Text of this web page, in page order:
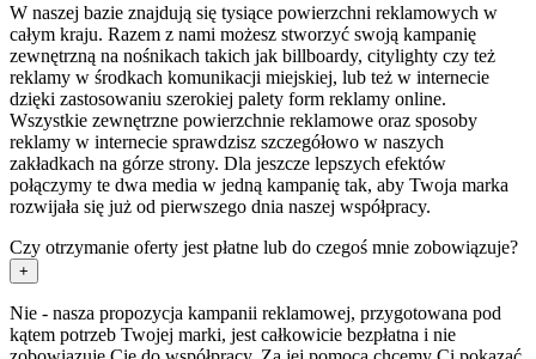
W naszej bazie znajdują się tysiące powierzchni reklamowych w
całym kraju. Razem z nami możesz stworzyć swoją kampanię
zewnętrzną na nośnikach takich jak billboardy, citylighty czy też
reklamy w środkach komunikacji miejskiej, lub też w internecie
dzięki zastosowaniu szerokiej palety form reklamy online.
Wszystkie zewnętrzne powierzchnie reklamowe oraz sposoby
reklamy w internecie sprawdzisz szczegółowo w naszych
zakładkach na górze strony. Dla jeszcze lepszych efektów
połączymy te dwa media w jedną kampanię tak, aby Twoja marka
rozwijała się już od pierwszego dnia naszej współpracy.
Czy otrzymanie oferty jest płatne lub do czegoś mnie zobowiązuje?
+
Nie - nasza propozycja kampanii reklamowej, przygotowana pod
kątem potrzeb Twojej marki, jest całkowicie bezpłatna i nie